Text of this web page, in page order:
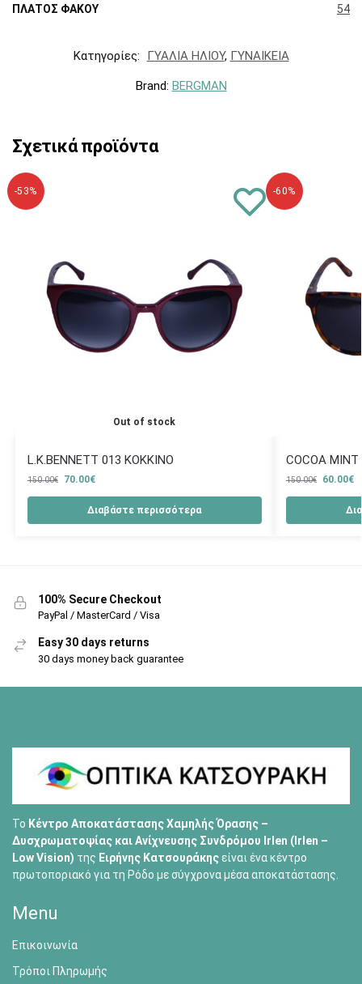
ΠΛΑΤΟΣ ΦΑΚΟΥ 54
Κατηγορίες: ΓΥΑΛΙΑ ΗΛΙΟΥ, ΓΥΝΑΙΚΕΙΑ
Brand: BERGMAN
Σχετικά προϊόντα
-53%
Out of stock
L.K.BENNETT 013 ΚΟΚΚΙΝΟ
150.00€ 70.00€
Διαβάστε περισσότερα
-60%
COCOA
150.00€ 60.00€
100% Secure Checkout
PayPal / MasterCard / Visa
Easy 30 days returns
30 days money back guarantee
Το Κέντρο Αποκατάστασης Χαμηλής Όρασης –
Δυσχρωματοψίας και Ανίχνευσης Συνδρόμου Irlen (Irlen –
Low Vision) της Ειρήνης Κατσουράκηςείναι ένα κέντρο
πρωτοποριακό για τη Ρόδο με σύγχρονα μέσα αποκατάστασης.
Menu
Επικοινωνία
Τρόποι Πληρωμής